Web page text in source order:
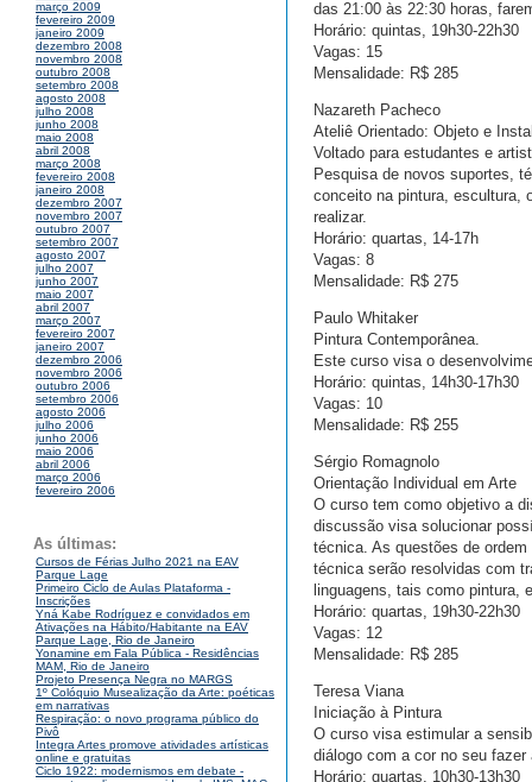
março 2009
fevereiro 2009
janeiro 2009
dezembro 2008
novembro 2008
outubro 2008
setembro 2008
agosto 2008
julho 2008
junho 2008
maio 2008
abril 2008
março 2008
fevereiro 2008
janeiro 2008
dezembro 2007
novembro 2007
outubro 2007
setembro 2007
agosto 2007
julho 2007
junho 2007
maio 2007
abril 2007
março 2007
fevereiro 2007
janeiro 2007
dezembro 2006
novembro 2006
outubro 2006
setembro 2006
agosto 2006
julho 2006
junho 2006
maio 2006
abril 2006
março 2006
fevereiro 2006
As últimas:
Cursos de Férias Julho 2021 na EAV
Parque Lage
Primeiro Ciclo de Aulas Plataforma -
Inscrições
Yná Kabe Rodríguez e convidados em
Ativações na Hábito/Habitante na EAV
Parque Lage, Rio de Janeiro
Yonamine em Fala Pública - Residências
MAM, Rio de Janeiro
Projeto Presença Negra no MARGS
1º Colóquio Musealização da Arte: poéticas
em narrativas
Respiração: o novo programa público do
Pivô
Integra Artes promove atividades artísticas
online e gratuitas
Ciclo 1922: modernismos em debate -
das 21:00 às 22:30 horas,
Horário: quintas, 19h30-22h30
Vagas: 15
Mensalidade: R$ 285
Nazareth Pacheco
Ateliê Orientado: Objeto e
Voltado para estudantes e
Pesquisa de novos suportes,
conceito na pintura, escultura,
realizar.
Horário: quartas, 14-17h
Vagas: 8
Mensalidade: R$ 275
Paulo Whitaker
Pintura Contemporânea.
Este curso visa o
Horário: quintas, 14h30-17h30
Vagas: 10
Mensalidade: R$ 255
Sérgio Romagnolo
Orientação Individual em Arte
O curso tem como objetivo a
discussão visa solucionar
técnica. As questões de
técnica serão resolvidas com
linguagens, tais como pintura,
Horário: quartas, 19h30-22h30
Vagas: 12
Mensalidade: R$ 285
Teresa Viana
Iniciação à Pintura
O curso visa estimular a
diálogo com a cor no seu
Horário: quartas, 10h30-13h30